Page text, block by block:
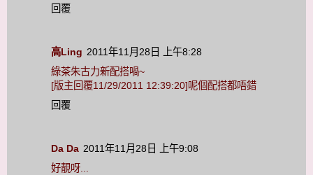
回覆
高Ling 2011年11月28日 上午8:28
綠茶朱古力新配搭喎~
[版主回覆11/29/2011 12:39:20]呢個配搭都唔錯
回覆
Da Da 2011年11月28日 上午9:08
好靚呀...